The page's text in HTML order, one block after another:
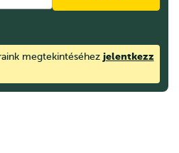
megtekintéséhez jelentkezz